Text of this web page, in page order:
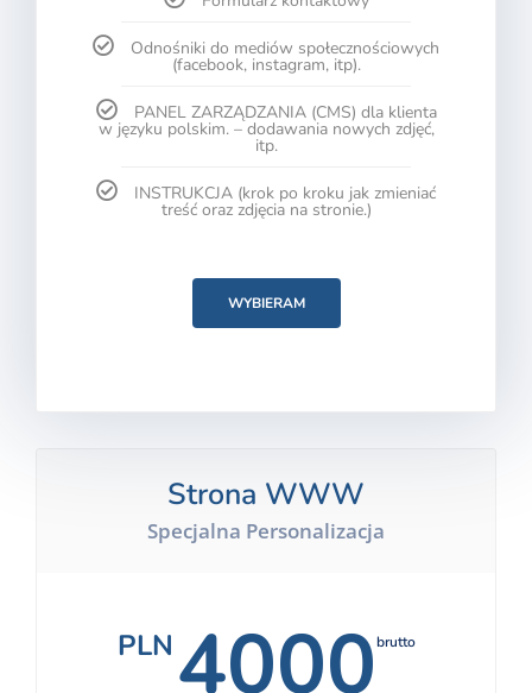
Odnośniki do mediów społecznościowych
(facebook, instagram, itp).
PANEL ZARZĄDZANIA (CMS) dla klienta
w języku polskim. – dodawania nowych zdjęć,
itp.
INSTRUKCJA (krok po kroku jak zmieniać
treść oraz zdjęcia na stronie.)
WYBIERAM
Strona WWW
Specjalna Personalizacja
PLN 4000brutto